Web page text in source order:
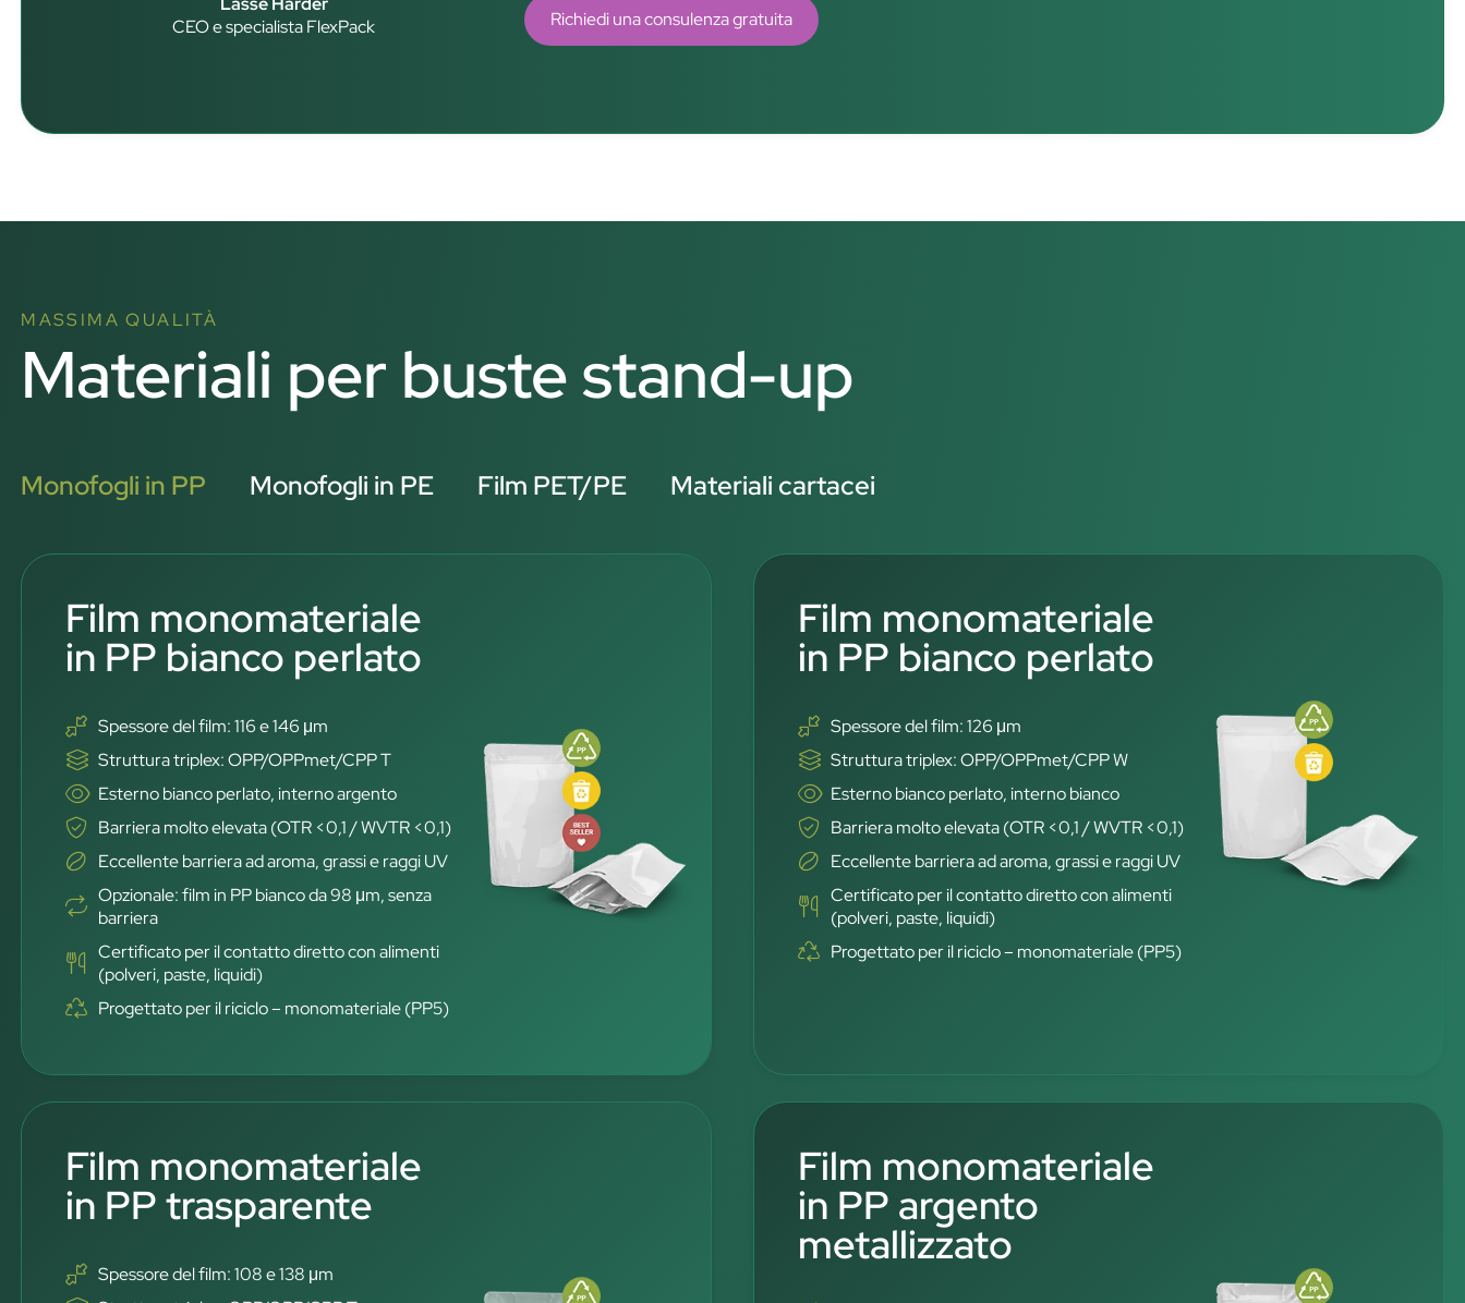
CEO e specialista FlexPack
Richiedi una consulenza gratuita
MASSIMA QUALITÀ
Materiali per buste stand-up
Monofogli in PP Monofogli in PE Film PET/PE Materiali cartacei
Film monomateriale
in PP bianco perlato
Spessore del film: 116 e 146 μm
Struttura triplex: OPP/OPPmet/CPP T
Esterno bianco perlato, interno argento
Barriera molto elevata (OTR <0,1 / WVTR <0,1)
Eccellente barriera ad aroma, grassi e raggi UV
Opzionale: film in PP bianco da 98 μm, senza
barriera
Certificato per il contatto diretto con alimenti
(polveri, paste, liquidi)
Progettato per il riciclo – monomateriale (PP5)
Film monomateriale
in PP bianco perlato
Spessore del film: 126 μm
Struttura triplex: OPP/OPPmet/CPP W
Esterno bianco perlato, interno bianco
Barriera molto elevata (OTR <0,1 / WVTR <0,1)
Eccellente barriera ad aroma, grassi e raggi UV
Certificato per il contatto diretto con alimenti
(polveri, paste, liquidi)
Progettato per il riciclo – monomateriale (PP5)
Film monomateriale
in PP trasparente
Spessore del film: 108 e 138 μm
Film monomateriale
in PP argento
metallizzato